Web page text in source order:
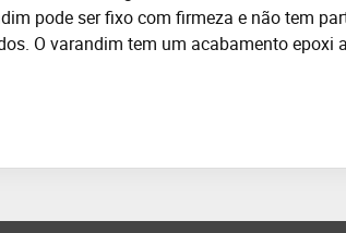
pode serfixocom firmeza e não tem
O varandim tem um acabamentoepoxi